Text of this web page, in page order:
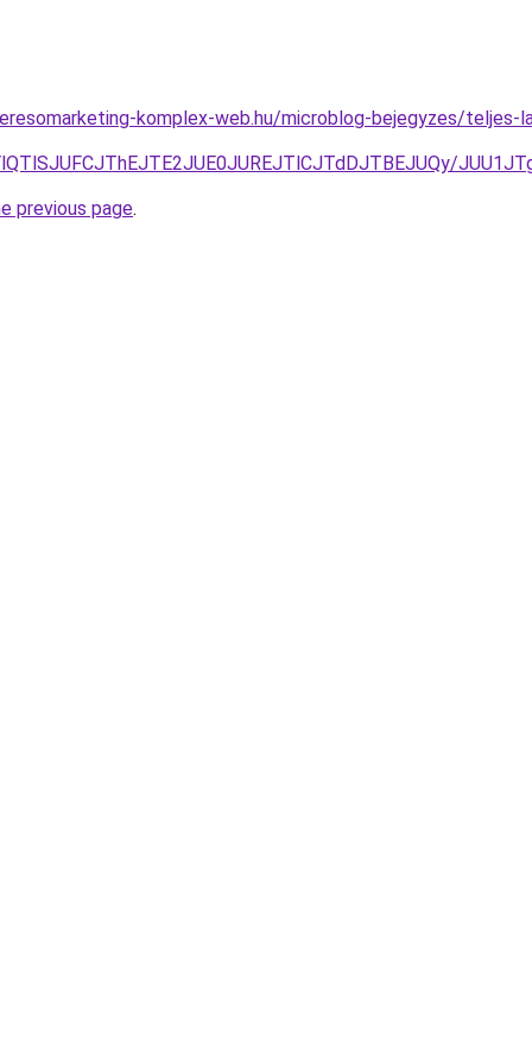
komplex-web.hu/microblog-bejegyzes/
previous page.